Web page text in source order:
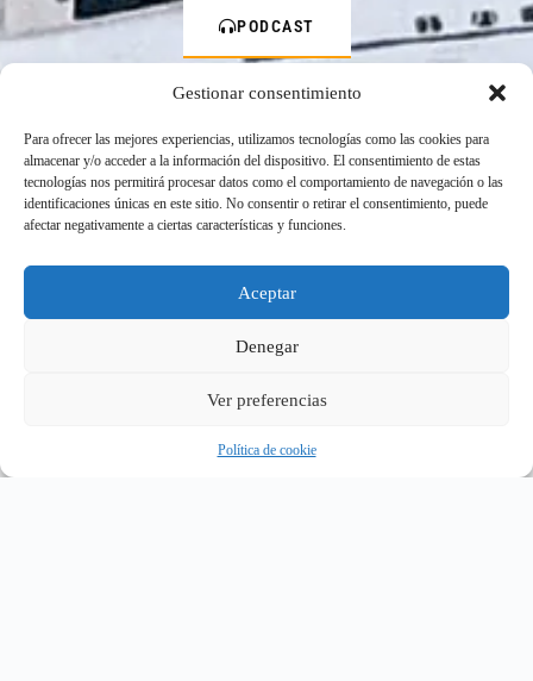
Gestionar consentimiento
Para ofrecer las mejores experiencias, utilizamos tecnologías como las cookies para
almacenar y/o acceder a la información del dispositivo. El consentimiento de estas
tecnologías nos permitirá procesar datos como el comportamiento de navegación o las
identificaciones únicas en este sitio. No consentir o retirar el consentimiento, puede
afectar negativamente a ciertas características y funciones.
Aceptar
Denegar
Ver preferencias
Política de cookie
PODCAST
PRÓXIMOS SHOWS ⇨ STAND-UP COMEDY
TOUR
MUY PRONTO